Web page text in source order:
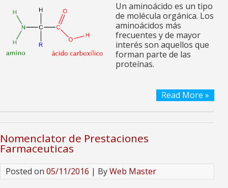
Un aminoácido es un tipo
de molécula orgánica. Los
aminoácidos más
frecuentes y de mayor
interés son aquellos que
forman parte de las
proteínas.
Read More »
Nomenclator de Prestaciones
Farmaceuticas
Posted on 05/11/2016 | ByWeb Master